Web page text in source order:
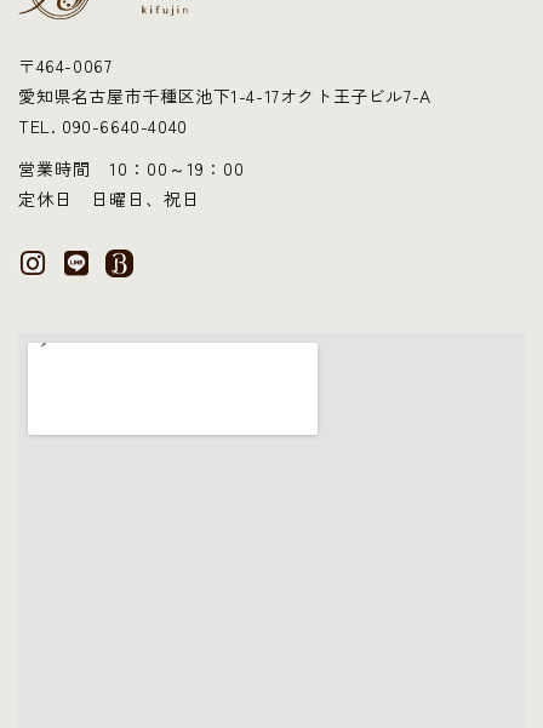
〒464-0067
愛知県名古屋市千種区池下1-4-17オクト王子ビル7-A
TEL. 090-6640-4040
営業時間 10：00～19：00
定休日 日曜日、祝日